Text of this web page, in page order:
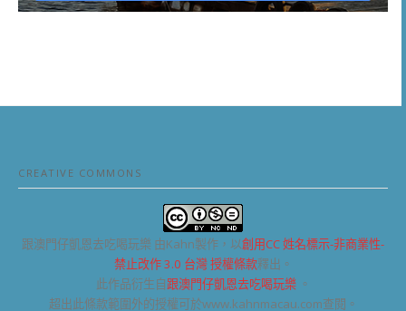
CREATIVE COMMONS
跟澳門仔凱恩去吃喝玩樂 由Kahn製作，以創用CC 姓名標示-非商業性-
禁止改作 3.0 台灣 授權條款釋出。
此作品衍生自跟澳門仔凱恩去吃喝玩樂 。
超出此條款範圍外的授權可於www.kahnmacau.com查閱。